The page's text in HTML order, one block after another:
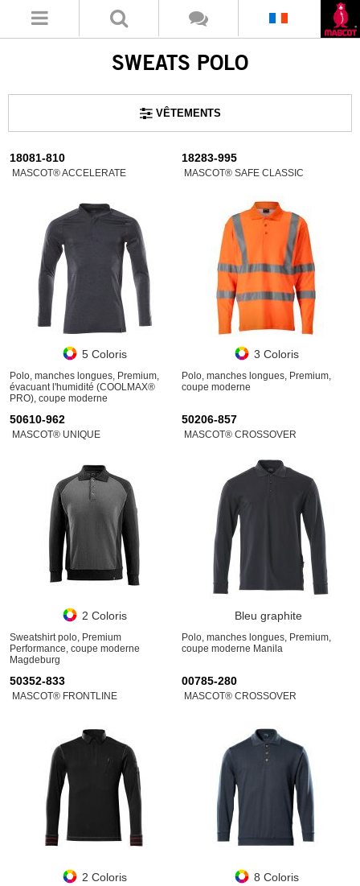
SWEATS POLO
VÊTEMENTS
18081-810
MASCOT® ACCELERATE
5 Coloris
Polo, manches longues, Premium,
évacuant l'humidité (COOLMAX®
PRO), coupe moderne
18283-995
MASCOT® SAFE CLASSIC
3 Coloris
Polo, manches longues, Premium,
coupe moderne
50610-962
MASCOT® UNIQUE
2 Coloris
Sweatshirt polo, Premium
Performance, coupe moderne
Magdeburg
50206-857
MASCOT® CROSSOVER
Bleu graphite
Polo, manches longues, Premium,
coupe moderne Manila
50352-833
MASCOT® FRONTLINE
2 Coloris
00785-280
MASCOT® CROSSOVER
8 Coloris